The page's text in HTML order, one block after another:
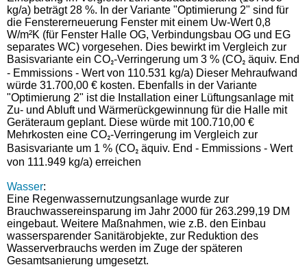
kg/a) beträgt 28 %. In der Variante "Optimierung 2" sind für
die Fenstererneuerung Fenster mit einem Uw-Wert 0,8
W/m²K (für Fenster Halle OG, Verbindungsbau OG und EG
separates WC) vorgesehen. Dies bewirkt im Vergleich zur
Basisvariante ein CO₂-Verringerung um 3 % (CO₂ äquiv. End
- Emmissions - Wert von 110.531 kg/a) Dieser Mehraufwand
würde 31.700,00 € kosten. Ebenfalls in der Variante
"Optimierung 2" ist die Installation einer Lüftungsanlage mit
Zu- und Abluft und Wärmerückgewinnung für die Halle mit
Geräteraum geplant. Diese würde mit 100.710,00 €
Mehrkosten eine CO₂-Verringerung im Vergleich zur
Basisvariante um 1 % (CO₂ äquiv. End - Emmissions - Wert
von 111.949 kg/a) erreichen
Wasser:
Eine Regenwassernutzungsanlage wurde zur
Brauchwassereinsparung im Jahr 2000 für 263.299,19 DM
eingebaut. Weitere Maßnahmen, wie z.B. den Einbau
wassersparender Sanitärobjekte, zur Reduktion des
Wasserverbrauchs werden im Zuge der späteren
Gesamtsanierung umgesetzt.